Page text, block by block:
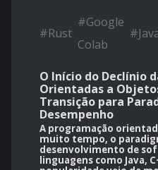
#Rust
#Google
Colab
#
O Início do Declínio
Orientadas a
Transição para
Desempenho
A programação
muito tempo, o
desenvolvimento de
linguagens como Java,